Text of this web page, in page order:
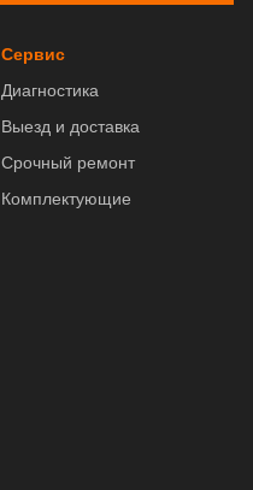
Сервис
Диагностика
Выезд и доставка
Срочный ремонт
Комплектующие